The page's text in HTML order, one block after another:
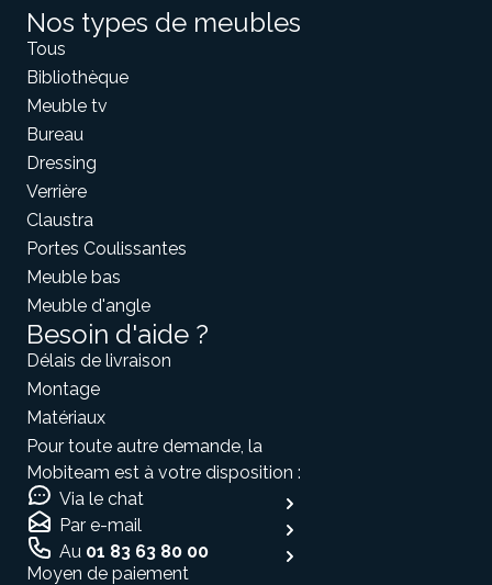
Nos types de meubles
Tous
Bibliothèque
Meuble tv
Bureau
Dressing
Verrière
Claustra
Portes Coulissantes
Meuble bas
Meuble d'angle
Besoin d'aide ?
Délais de livraison
Montage
Matériaux
Pour toute autre demande, la
Mobiteam est à votre disposition :
Via le chat
Par e-mail
Au 01 83 63 80 00
Moyen de paiement